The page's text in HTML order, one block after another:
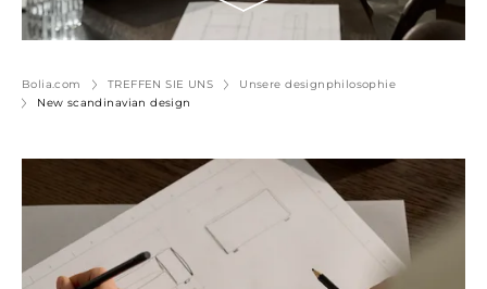
Bolia.com TREFFEN SIE UNS
Unsere designphilosophie
New scandinavian design